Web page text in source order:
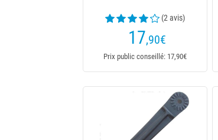
(2 avis)
17,90€
Prix public conseillé: 17,90€